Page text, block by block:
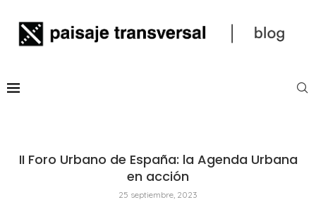
II Foro Urbano de España: la Agenda Urbana
en acción
25 septiembre, 2023